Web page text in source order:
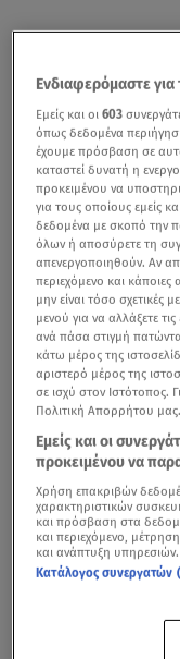
Ενδιαφερόμαστε
Εμείς και οι603
όπως δεδομένα
έχουμε πρόσβαση σε
καταστεί δυνατή η
προκειμένου να
για τους οποίους εμείς
δεδομένα με σκοπό την
όλων ή αποσύρετε τη
απενεργοποιηθούν. Αν
περιεχόμενο και κάποιες
μην είναι τόσο σχετικές
μενού για να αλλάξετε
ανά πάσα στιγμή
κάτω μέρος της
αριστερό μέρος της
σε ισχύ στον Ιστότοπος.
Πολιτική Απορρήτου μας.
Εμείς και οι
προκειμένου να
Χρήση επακριβών
χαρακτηριστικών
και πρόσβαση στα
και περιεχόμενο,
και ανάπτυξη υπηρεσιών.
Κατάλογος συνεργατών